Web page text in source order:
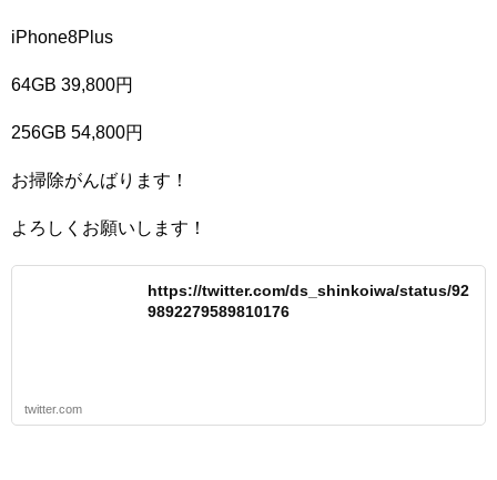
iPhone8Plus
64GB 39,800円
256GB 54,800円
お掃除がんばります！
よろしくお願いします！
https://twitter.com/ds_shinkoiwa/status/92
9892279589810176
twitter.com